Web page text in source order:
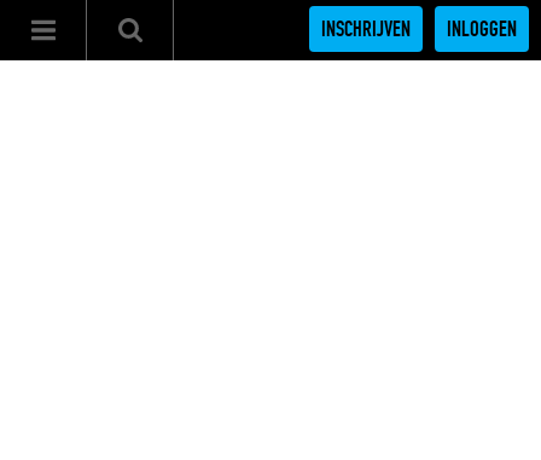
INSCHRIJVEN INLOGGEN